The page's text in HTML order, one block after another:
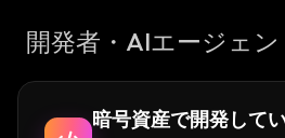
開発者・AIエージェン
暗号資産で開発して